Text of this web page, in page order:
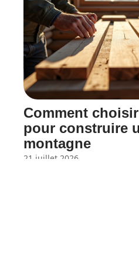
Comment
pour construire
montagne
21 juillet 2026